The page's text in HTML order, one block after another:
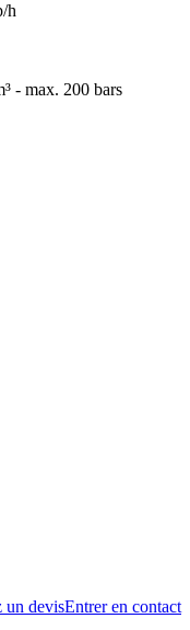
h
- max. 200 bars
un devisEntrer en contact